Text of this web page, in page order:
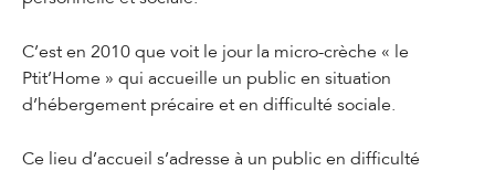
C’est en 2010 que voit le jour la micro-crèche « le
Ptit’Home » qui accueille un public en situation
d’hébergement précaire et en difficulté sociale.
Ce lieu d’accueil s’adresse à un public en difficulté